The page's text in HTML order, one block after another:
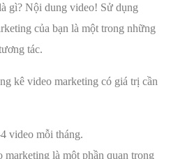
gì? Nội dung video! Sử dụng
của bạn là một trong những
tác.
kê video marketing có giá trị cần
video mỗi tháng.
marketing là một phần quan trọng